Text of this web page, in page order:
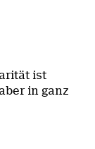
ist
in ganz